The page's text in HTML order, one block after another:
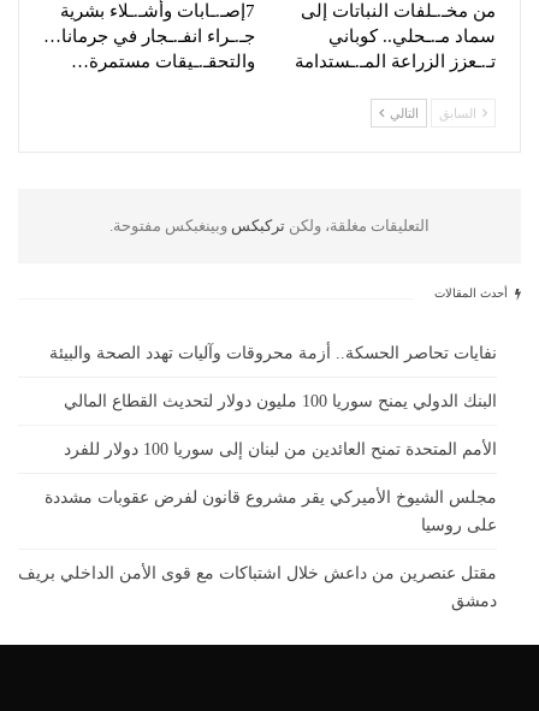
من مخـ.ـلفات النباتات إلى
سماد مـ.ـحلي.. كوباني
تـ.ـعزز الزراعة المـ.ـستدامة
7إصـ.ـابات وأشـ.ـلاء بشرية
جـ.ـراء انفـ.ـجار في جرمانا…
والتحقـ.ـيقات مستمرة…
السابق التالي
التعليقات مغلقة، ولكن تركبكس وبينغبكس مفتوحة.
أحدث المقالات
نفايات تحاصر الحسكة.. أزمة محروقات وآليات تهدد الصحة والبيئة
البنك الدولي يمنح سوريا 100 مليون دولار لتحديث القطاع المالي
الأمم المتحدة تمنح العائدين من لبنان إلى سوريا 100 دولار للفرد
مجلس الشيوخ الأميركي يقر مشروع قانون لفرض عقوبات مشددة
على روسيا
مقتل عنصرين من داعش خلال اشتباكات مع قوى الأمن الداخلي بريف
دمشق